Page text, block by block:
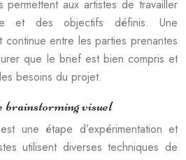
aux artistes de travailler
et des objectifs définis. Une
continue entre les parties prenantes
que le brief est bien compris et
besoins du projet.
brainstorming visuel
une étape d’expérimentation et
utilisent diverses techniques de